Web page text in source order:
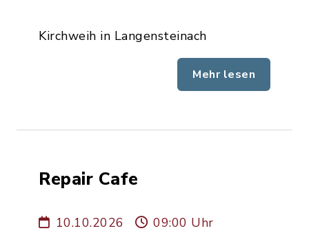
Kirchweih in Langensteinach
Mehr lesen
Repair Cafe
10.10.2026
09:00 Uhr